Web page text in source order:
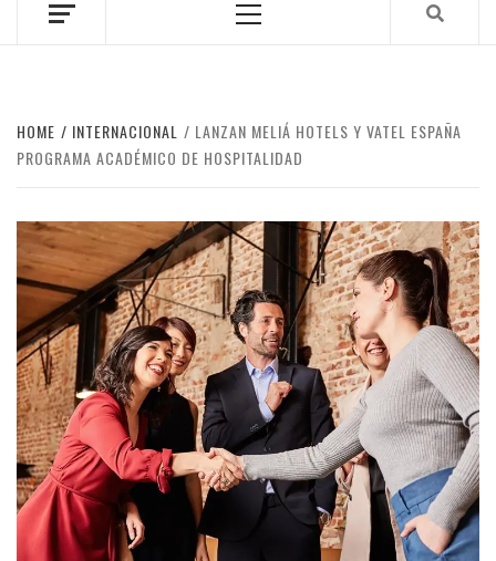
Menu
HOME INTERNACIONAL
LANZAN MELIÁ HOTELS Y VATEL ESPAÑA
PROGRAMA ACADÉMICO DE HOSPITALIDAD